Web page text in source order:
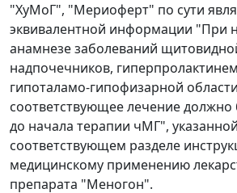
"ХуМоГ", "Мериоферт" по сути
эквивалентной информации "При
анамнезе заболеваний
надпочечников,
гипоталамо-гипофизарной
соответствующее лечение
до начала терапии чМГ",
соответствующем разделе
медицинскому применению
препарата "Меногон".